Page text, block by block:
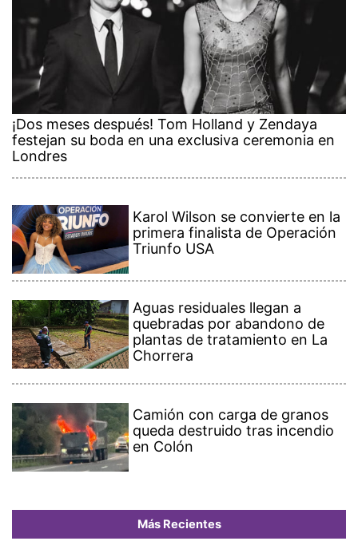
¡Dos meses después! Tom Holland y Zendaya
festejan su boda en una exclusiva ceremonia en
Londres
Karol Wilson se convierte en la
primera finalista de Operación
Triunfo USA
Aguas residuales llegan a
quebradas por abandono de
plantas de tratamiento en La
Chorrera
Camión con carga de granos
queda destruido tras incendio
en Colón
Más Recientes